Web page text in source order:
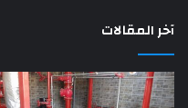
آخر المقالات